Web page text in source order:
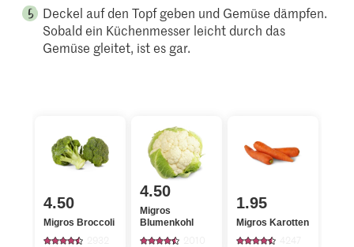
Deckel auf den Topf geben und Gemüse dämpfen.
Sobald ein Küchenmesser leicht durch das
Gemüse gleitet, ist es gar.
4.50
Migros Broccoli
4.50
Migros
Blumenkohl
1.95
Migros Karotten